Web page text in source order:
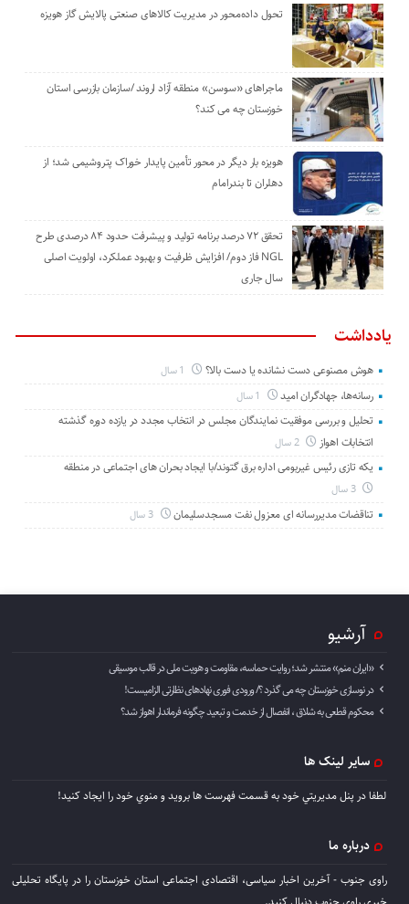
تحول داده‌محور در مدیریت کالاهای صنعتی پالایش گاز هویزه
ماجراهای «سوسن» منطقه آزاد اروند /سازمان بازرسی استان
خوزستان چه می کند؟
هویزه بار دیگر در محور تأمین پایدار خوراک پتروشیمی شد؛ از
دهلران تا بندرامام
تحقق ۷۲ درصد برنامه تولید و پیشرفت حدود ۸۴ درصدی طرح
NGL فاز دوم/ افزایش ظرفیت و بهبود عملکرد، اولویت اصلی
سال جاری
یادداشت
هوش مصنوعی دست نشانده یا دست بالا؟
رسانه‌ها، جهادگران امید
تحلیل و بررسی موفقیت نمایندگان مجلس در انتخاب مجدد در یازده دوره گذشته
انتخابات اهواز
2 سال
یکه تازی رئیس غیربومی اداره برق گتوند/با ایجاد بحران های اجتماعی در منطقه
3 سال
تناقضات مدیررسانه ای معزول نفت مسجدسلیمان 3 سال
آرشیو
«ایران منم» منتشر شد؛ روایت حماسه، مقاومت و هویت ملی در قالب موسیقی
در نوسازی خوزستان چه می گذرد ؟/ ورودی فوری نهادهای نظارتی الزامیست!
محکوم قطعی به شلاق ، انفصال از خدمت و تبعید چگونه فرماندار اهواز شد؟
سایر لینک ها
لطفا در پنل مديريتي خود به قسمت فهرست ها برويد و منوي خود را ايجاد كنيد!
درباره ما
راوی جنوب - آخرین اخبار سیاسی، اقتصادی اجتماعی استان خوزستان را در پایگاه تحلیلی